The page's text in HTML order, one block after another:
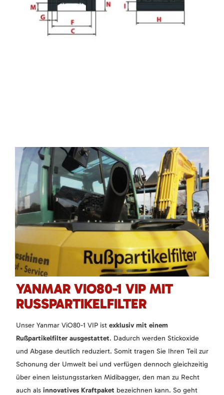
YANMAR VIO80-1 VIP MIT
RUSSPARTIKELFILTER
Unser Yanmar ViO80-1 VIP ist exklusiv mit einem
Rußpartikelfilter ausgestattet. Dadurch werden Stickoxide
und Abgase deutlich reduziert. Somit tragen Sie Ihren Teil zur
Schonung der Umwelt bei und verfügen dennoch gleichzeitig
über einen leistungsstarken Midibagger, den man zu Recht
auch als innovatives Kraftpaket bezeichnen kann. So geht